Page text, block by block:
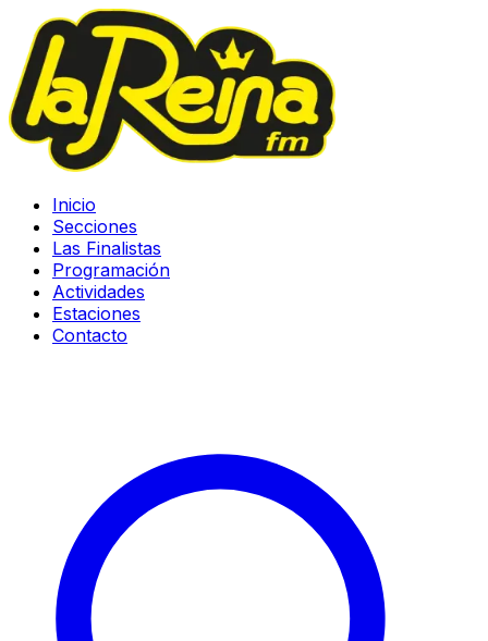
Inicio
Secciones
Las Finalistas
Programación
Actividades
Estaciones
Contacto